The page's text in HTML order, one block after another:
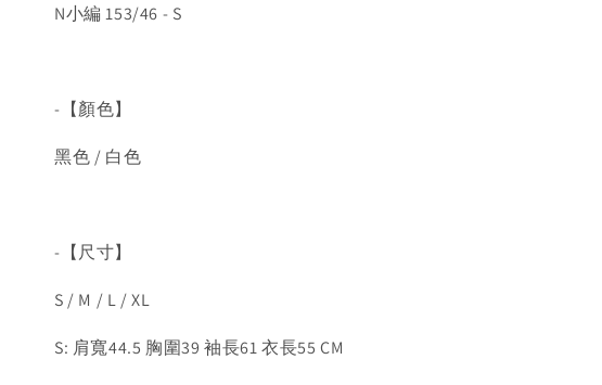
N小編 153/46 - S
-【顏色】
黑色 / 白色
-【尺寸】
S / M / L / XL
S: 肩寬44.5 胸圍39 袖長61 衣長55 CM